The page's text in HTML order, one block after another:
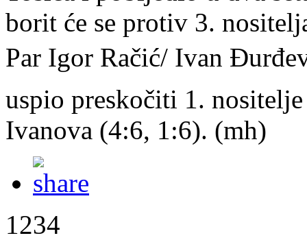
borit će se protiv 3.
Par Igor Račić/ Ivan
uspio preskočiti 1.
Ivanova (4:6, 1:6). (mh)
1234